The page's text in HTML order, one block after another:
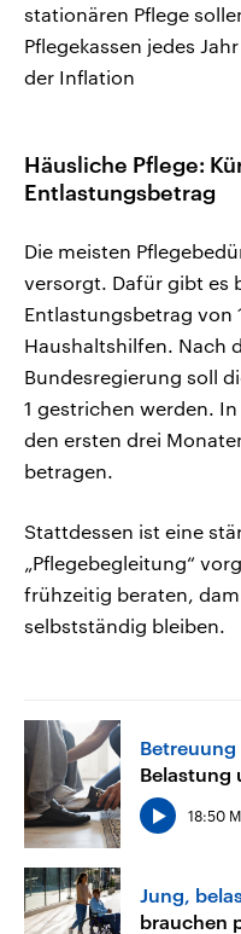
stationären Pflege
Pflegekassen jedes
der Inflation
Häusliche Pflege:
Entlastungsbetrag
Die meisten
versorgt. Dafür gibt es
Entlastungsbetrag von
Haushaltshilfen. Nach
Bundesregierung soll
1 gestrichen werden.
den ersten drei
betragen.
Stattdessen ist eine
„Pflegebegleitung“
frühzeitig beraten,
selbstständig bleiben.
Betreuung
Belastung
18:50
Jung,
brauchen